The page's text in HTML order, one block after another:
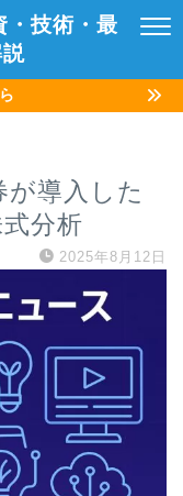
・技術・最
導入した
分析
2025年8月12日